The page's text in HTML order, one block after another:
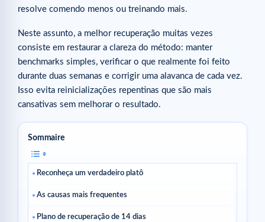
resolve comendo menos ou treinando mais.
Neste assunto, a melhor recuperação muitas vezes
consiste em restaurar a clareza do método: manter
benchmarks simples, verificar o que realmente foi feito
durante duas semanas e corrigir uma alavanca de cada vez.
Isso evita reinicializações repentinas que são mais
cansativas sem melhorar o resultado.
Sommaire
Reconheça um verdadeiro platô
As causas mais frequentes
Plano de recuperação de 14 dias